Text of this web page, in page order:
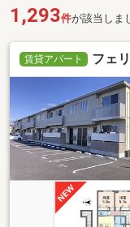
1,293件が該当しま
賃貸アパート フェ